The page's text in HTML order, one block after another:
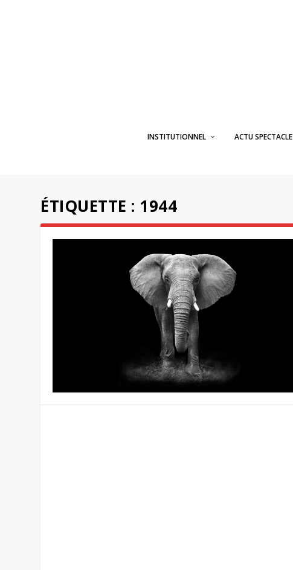
INSTITUTIONNEL ACTU SPECTACLE
ÉTIQUETTE : 1944